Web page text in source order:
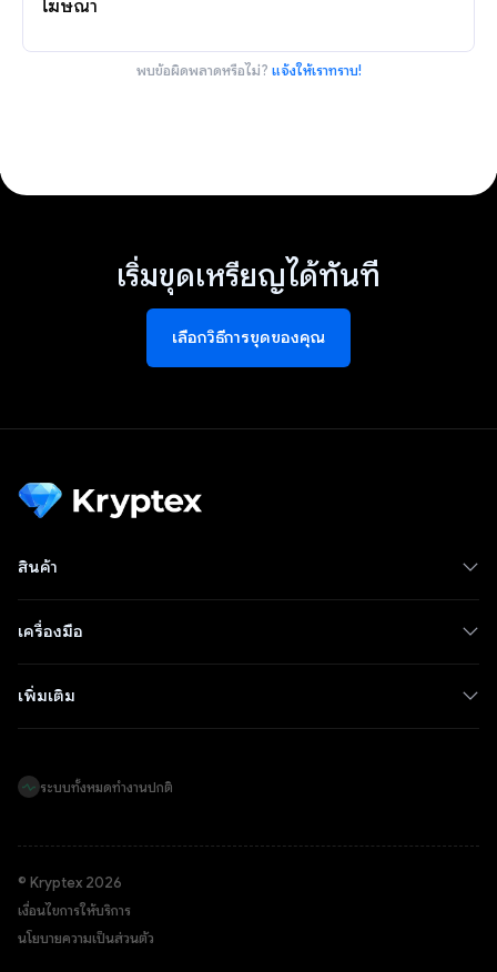
โฆษณา
พบข้อผิดพลาดหรือไม่? แจ้งให้เราทราบ!
เริ่มขุดเหรียญได้ทันที
เลือกวิธีการขุดของคุณ
สินค้า
เครื่องมือ
เพิ่มเติม
ระบบทั้งหมดทำงานปกติ
© Kryptex 2026
เงื่อนไขการให้บริการ
นโยบายความเป็นส่วนตัว